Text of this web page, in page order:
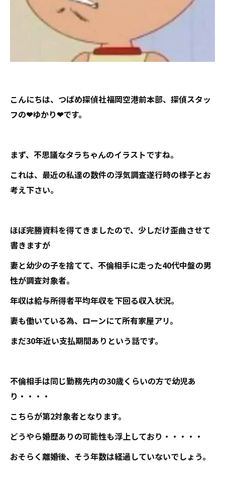
こんにちは、つばめ探偵社福岡空港前本部、探偵スタッ
フの❤ゆかり❤です。
まず、不思議なタラちゃんのイラストですね。
これは、最近の私達の数件の浮気調査遂行時の様子とお
考え下さい。
ほぼ完勝資料を得てきましたので、少しだけ歪曲させて
書きますが
妻と幼少の子を捨てて、不倫相手に走った40代中盤の男
性が調査対象者。
年収は給与所得者平均年収を下回る収入状況。
妻も働いている為、ローンにて所有家屋アリ。
まだ30年近い支払期間ありという話です。
不倫相手は同じ勤務先内の30歳くらいの方で幼児あ
り・・・・
こちらが第2対象者となります。
どうやら婚歴ありの可能性も浮上しており・・・・・
おそらく離婚後、そう年数は経過していないでしょう。